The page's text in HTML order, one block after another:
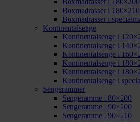
Boxmadrasser i 180×210
Boxmadrasser i
Kontinentalsenge
Kontinentalsenge i
Kontinentalsenge i
Kontinentalsenge i
Kontinentalsenge i
Kontinentalsenge i
Kontinentalsenge i
Sengerammer
Sengeramme i 80×200
Sengeramme i 90×200
Sengeramme i 90×210